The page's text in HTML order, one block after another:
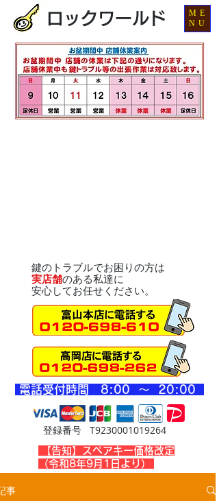
ロックワールド
鍵のトラブルでお困りの方は
実店舗のある私達に
安心してお任せください。
登録番号 T9230001019264
​電話受付時間 8:00 ～ 20:00
​【告知】スペアキー価格改定
（令和8年9月1日より）
ME
NU
事